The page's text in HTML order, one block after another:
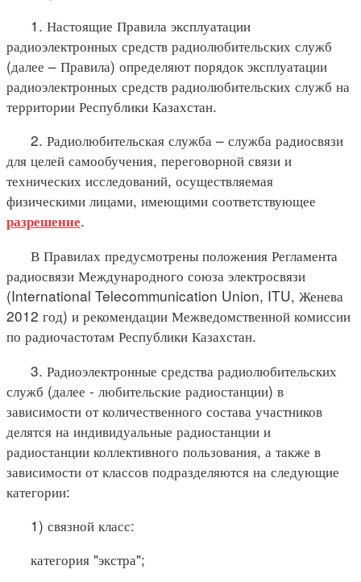
1. Настоящие Правила эксплуатации
радиоэлектронных средств радиолюбительских служб
(далее – Правила) определяют порядок эксплуатации
радиоэлектронных средств радиолюбительских служб на
территории Республики Казахстан.
2. Радиолюбительская служба – служба радиосвязи
для целей самообучения, переговорной связи и
технических исследований, осуществляемая
физическими лицами, имеющими соответствующее
разрешение.
В Правилах предусмотрены положения Регламента
радиосвязи Международного союза электросвязи
(International Telecommunication Union, ITU, Женева
2012 год) и рекомендации Межведомственной комиссии
по радиочастотам Республики Казахстан.
3. Радиоэлектронные средства радиолюбительских
служб (далее - любительские радиостанции) в
зависимости от количественного состава участников
делятся на индивидуальные радиостанции и
радиостанции коллективного пользования, а также в
зависимости от классов подразделяются на следующие
категории:
1) связной класс:
категория "экстра";